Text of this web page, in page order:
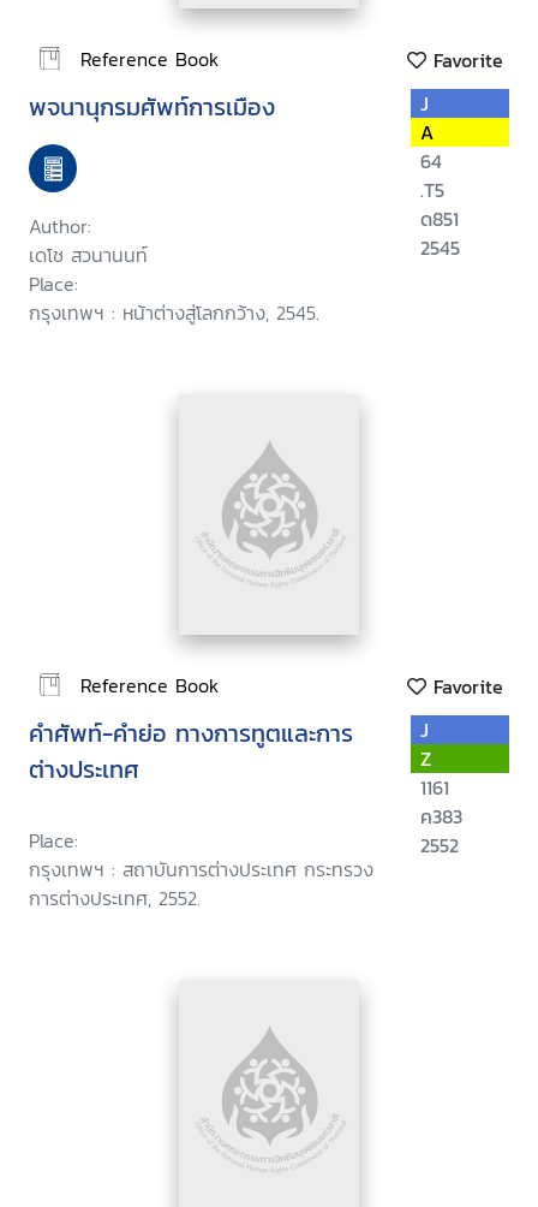
Reference Book Favorite
พจนานุกรมศัพท์การเมือง
Author:
เดโช สวนานนท์
Place:
กรุงเทพฯ : หน้าต่างสู่โลกกว้าง, 2545.
J
A
64
.T5
ด851
2545
Reference Book Favorite
คำศัพท์-คำย่อ ทางการทูตและการ
ต่างประเทศ
Place:
กรุงเทพฯ : สถาบันการต่างประเทศ กระทรวง
การต่างประเทศ, 2552.
J
Z
1161
ค383
2552